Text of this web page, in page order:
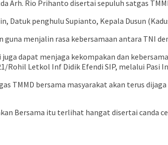
Arh. Rio Prihanto disertai sepuluh satgas
Datuk penghulu Supianto, Kepala Dusun
menjalin rasa kebersamaan antara TNI
dapat menjaga kekompakan dan
Rohil Letkol Inf Didik Efendi SIP, melalui Pasi
TMMD bersama masyarakat akan terus
Bersama itu terlihat hangat disertai canda